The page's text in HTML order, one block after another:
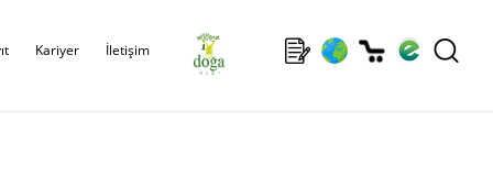
Kariyer İletişim